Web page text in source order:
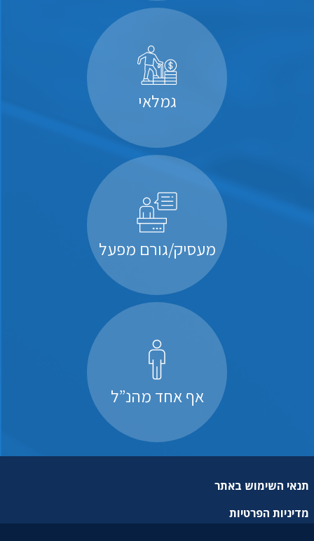
גמלאי
מעסיק/גורם מפעל
אף אחד מהנ”ל
תנאי השימוש באתר
מדיניות הפרטיות